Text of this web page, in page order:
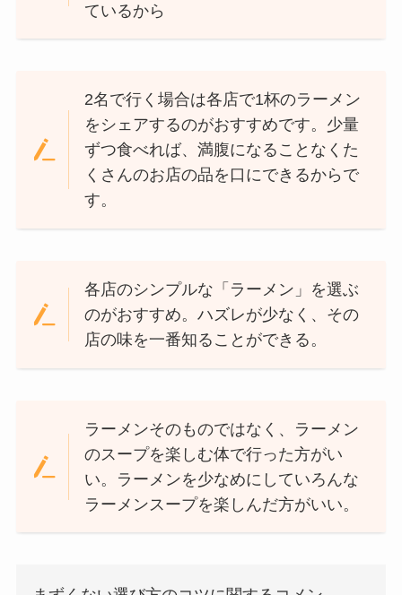
ているから
2名で行く場合は各店で1杯のラーメン
をシェアするのがおすすめです。少量
ずつ食べれば、満腹になることなくた
くさんのお店の品を口にできるからで
す。
各店のシンプルな「ラーメン」を選ぶ
のがおすすめ。ハズレが少なく、その
店の味を一番知ることができる。
ラーメンそのものではなく、ラーメン
のスープを楽しむ体で行った方がい
い。ラーメンを少なめにしていろんな
ラーメンスープを楽しんだ方がいい。